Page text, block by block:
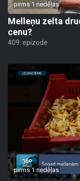
pirms 1 nedēļas
Melleņu zelta
cenu?
409. epizode
pirms 1 nedēļas